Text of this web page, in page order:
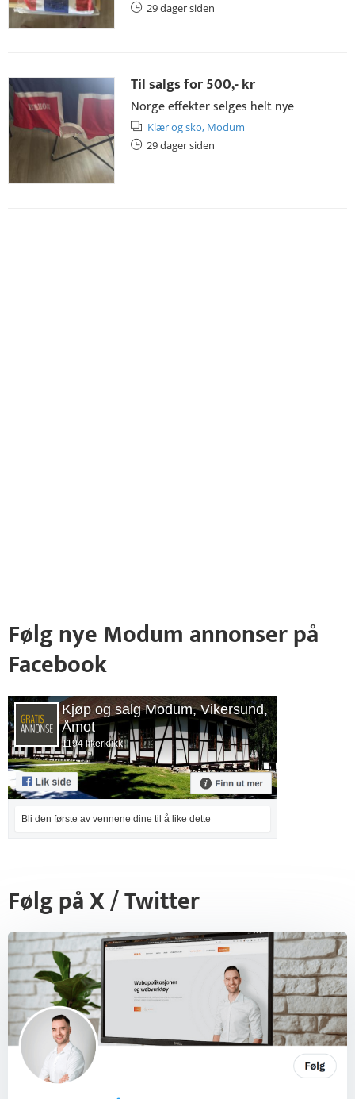
29 dager siden
Til salgs for500,- kr
Norge effekter selges helt nye
Klær og sko, Modum
29 dager siden
Følg nye Modum annonser på
Facebook
Kjøp og salg Modum, Vikersund,
Åmot
1194 likerklikk
Bli den første av vennene dine til å like dette
Følg på X / Twitter